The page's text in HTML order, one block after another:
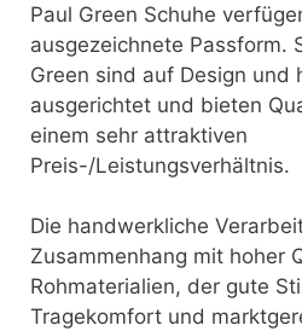
Paul Green Schuhe
ausgezeichnete Passform.
Green sind auf Design und
ausgerichtet und bieten
einem sehr attraktiven
Preis-/Leistungsverhältnis.
Die handwerkliche
Zusammenhang mit hoher
Rohmaterialien, der gute
Tragekomfort und